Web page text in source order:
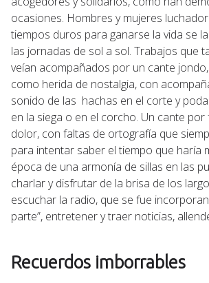
ocasiones. Hombres y mujeres
tiempos duros para ganarse la vida se
las jornadas de sol a sol. Trabajos que
veían acompañados por un cante
como herida de nostalgia, con
sonido de las hachas en el corte y
en la siega o en el corcho. Un cante
dolor, con faltas de ortografía que
para intentar saber el tiempo que haría
época de una armonía de sillas en las
charlar y disfrutar de la brisa de los
escuchar la radio, que se fue
parte”, entretener y traer noticias,
Recuerdos imborrables